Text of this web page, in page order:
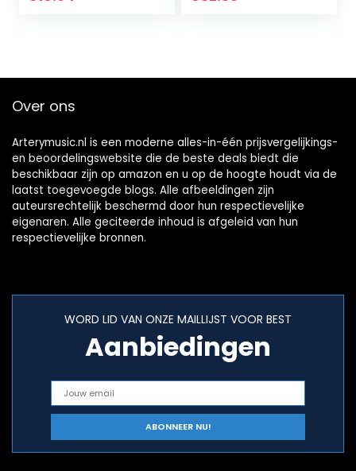
Over ons
Arterymusic.nl is een moderne alles-in-één prijsvergelijkings-
en beoordelingswebsite die de beste deals biedt die
beschikbaar zijn op amazon en u op de hoogte houdt via de
laatst toegevoegde blogs. Alle afbeeldingen zijn
auteursrechtelijk beschermd door hun respectievelijke
eigenaren. Alle geciteerde inhoud is afgeleid van hun
respectievelijke bronnen.
WORD LID VAN ONZE MAILLIJST VOOR BEST
Aanbiedingen